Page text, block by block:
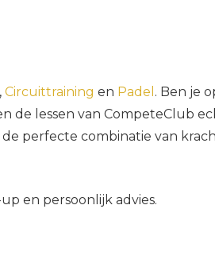
,Circuittrainingen Padel . Ben je
de lessen van CompeteClub
perfecte combinatie van
en persoonlijk advies.